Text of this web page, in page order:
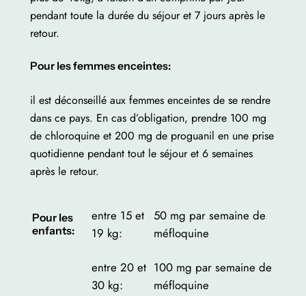
pendant toute la durée du séjour et 7 jours après le
retour.
Pour les femmes enceintes:
il est déconseillé aux femmes enceintes de se rendre
dans ce pays. En cas d’obligation, prendre 100 mg
de chloroquine et 200 mg de proguanil en une prise
quotidienne pendant tout le séjour et 6 semaines
après le retour.
Pour les
enfants:
entre 15 et
19 kg:
50 mg par semaine de
méfloquine
entre 20 et
30 kg:
100 mg par semaine de
méfloquine